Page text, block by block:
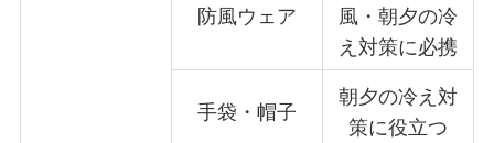
防風ウェア
風・朝夕の冷
え対策に必携
手袋・帽子
朝夕の冷え対
策に役立つ